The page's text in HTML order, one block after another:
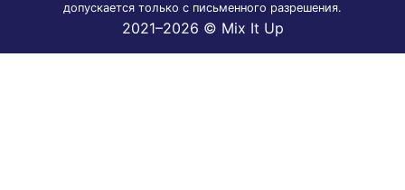
допускается только с письменного разрешения.
2021–2026 © Mix It Up